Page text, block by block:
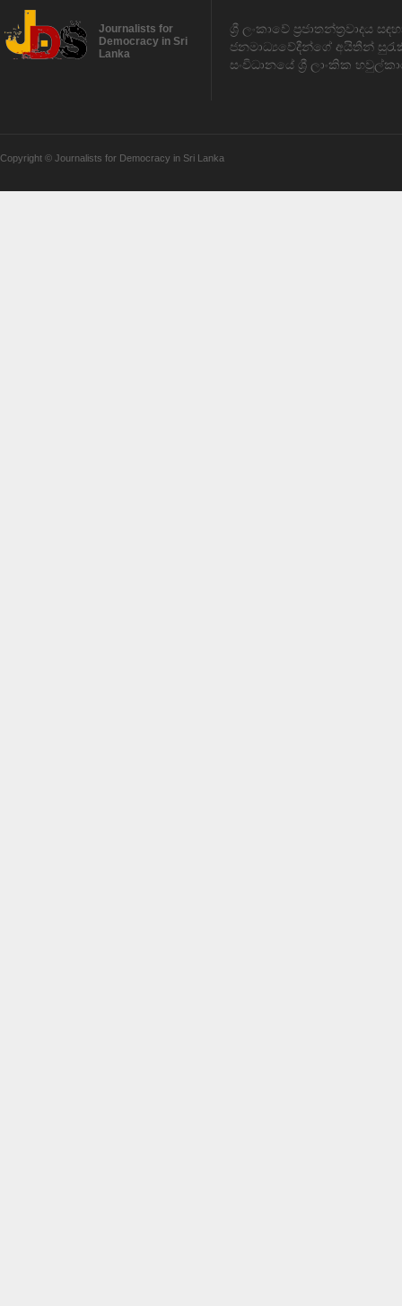
Journalists for
Democracy in Sri
Lanka
ශ්‍රී ලංකාවේ ප්‍රජාතන්ත්‍රවාදය
ජනමාධ්‍යවේදීන්ගේ අයිතීන්
සංවිධානයේ ශ්‍රී ලාංකික
Copyright © Journalists for Democracy in Sri Lanka